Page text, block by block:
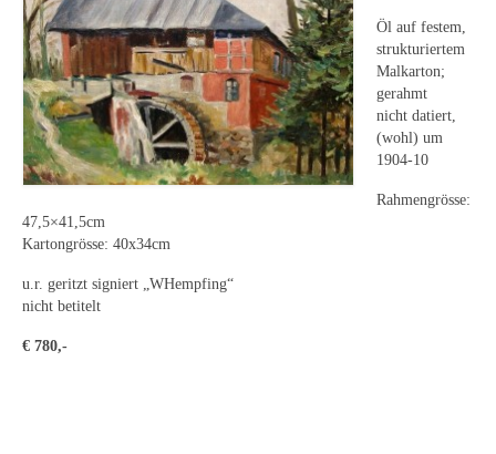
Johann Georg Strobel
Ludwig Martin Wilberg
Weitere Künstler nach 1945
Kunst 1900-1945
Ernst Geitlinger
Erich Hartmann
Öl auf festem,
strukturiertem
Malkarton;
gerahmt
nicht datiert,
(wohl) um
1904-10
Rahmengrösse:
47,5×41,5cm
Kartongrösse: 40x34cm
u.r. geritzt signiert „WHempfing“
nicht betitelt
€ 780,-